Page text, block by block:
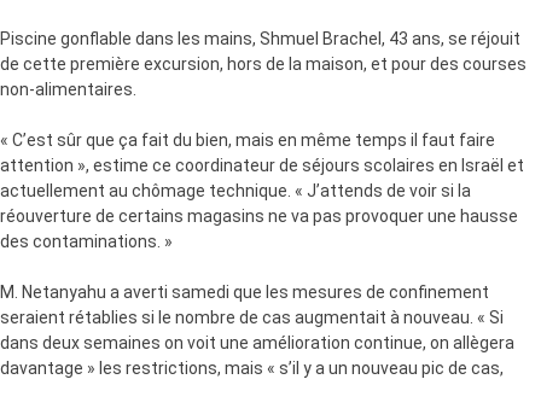
Piscine gonflable dans les mains, Shmuel Brachel, 43 ans, se réjouit
de cette première excursion, hors de la maison, et pour des courses
non-alimentaires.
« C’est sûr que ça fait du bien, mais en même temps il faut faire
attention », estime ce coordinateur de séjours scolaires en Israël et
actuellement au chômage technique. « J’attends de voir si la
réouverture de certains magasins ne va pas provoquer une hausse
des contaminations. »
M. Netanyahu a averti samedi que les mesures de confinement
seraient rétablies si le nombre de cas augmentait à nouveau. « Si
dans deux semaines on voit une amélioration continue, on allègera
davantage » les restrictions, mais « s’il y a un nouveau pic de cas,